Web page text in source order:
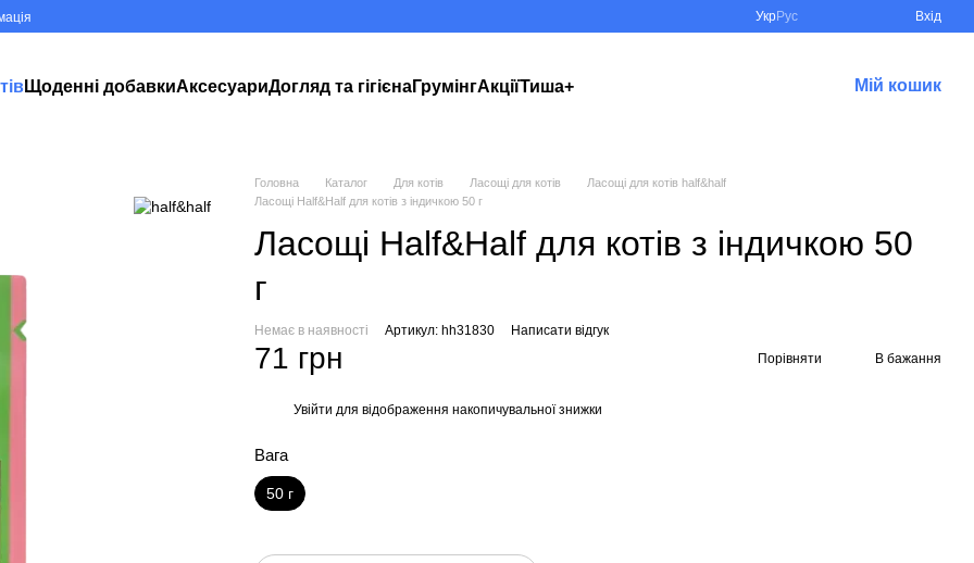
УкрРус Вхід
Щоденні добавкиАксесуариДогляд та гігієнаГрумінгАкціїТиша+ Мій кошик
Головна Каталог Для котів Ласощі для котів
Ласощі для котів half&half
Ласощі Half&Half для котів з індичкою 50 г
Ласощі Half&Half для котів з індичкою 50
г
Немає в наявності Артикул: hh31830 Написати відгук
71 грн Порівняти В бажання
Увійти для відображення накопичувальної знижки
Вага
50 г